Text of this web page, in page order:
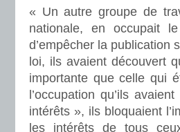
« Un autre groupe de
nationale, en occupait
d’empêcher la publication
loi, ils avaient découvert
importante que celle qui
l’occupation qu’ils
intérêts », ils bloquaient
les intérêts de tous